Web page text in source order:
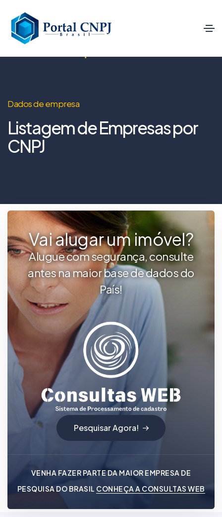
Dados de empresa
Listagem de Empresas por
CNPJ
Vai alugar um imóvel?
Alugue com segurança, consulte
antes na maior base de dados do
País!
Pesquisar Agora!
VENHA FAZER PARTE DA MAIOR EMPRESA DE
PESQUISA DO BRASIL CONHEÇA A CONSULTAS WEB